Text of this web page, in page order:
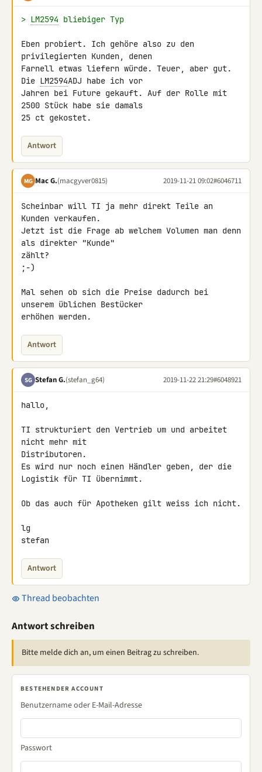
> LM2594 bliebiger Typ
Eben probiert. Ich gehöre also zu den
privilegierten Kunden, denen
Farnell etwas liefern würde. Teuer, aber gut.
Die LM2594ADJ habe ich vor
Jahren bei Future gekauft. Auf der Rolle mit
2500 Stück habe sie damals
25 ct gekostet.
Antwort
MG Mac G.(macgyver0815) 2019-11-21 09:02#6046711
Scheinbar will TI ja mehr direkt Teile an
Kunden verkaufen.
Jetzt ist die Frage ab welchem Volumen man denn
als direkter "Kunde"
zählt?
;-)
Mal sehen ob sich die Preise dadurch bei
unserem üblichen Bestücker
erhöhen werden.
Antwort
SG Stefan G.(stefan_g64) 2019-11-22 21:29#6048921
hallo,
TI strukturiert den Vertrieb um und arbeitet
nicht mehr mit
Distributoren.
Es wird nur noch einen Händler geben, der die
Logistik für TI übernimmt.
Ob das auch für Apotheken gilt weiss ich nicht.
lg
stefan
Antwort
Thread beobachten
Antwort schreiben
Bitte melde dich an, um einen Beitrag zu schreiben.
BESTEHENDER ACCOUNT
Benutzername oder E-Mail-Adresse
Passwort